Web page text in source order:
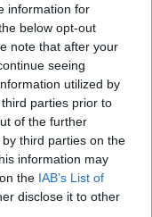
information for
below opt-out
note that after your
seeing
utilized by
parties prior to
of the further
third parties on the
information may
the IAB’s List of
disclose it to other
• obsluha CNC strojů •
na ubytování
údržby (m/ž) (tř.
• CNC operátor• mzda
na ubytování (Jihlava,
dělník • mzda 44.700
okres Jihlava)